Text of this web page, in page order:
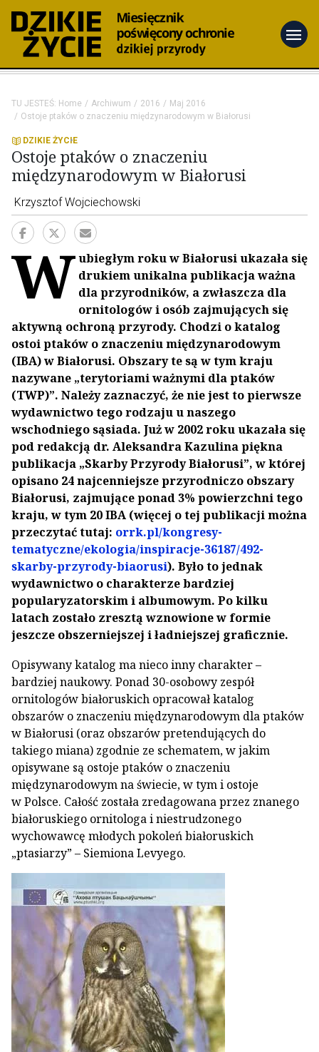
menu
TU JESTEŚ: Home Archiwum 2016
Maj 2016
Ostoje ptaków o znaczeniu międzynarodowym w Białorusi
DZIKIE ŻYCIE
Ostoje ptaków o znaczeniu
międzynarodowym w Białorusi
Krzysztof Wojciechowski
Wubiegłym roku w Białorusi ukazała się
drukiem unikalna publikacja ważna
dla przyrodników, a zwłaszcza dla
ornitologów i osób zajmujących się
aktywną ochroną przyrody. Chodzi o katalog
ostoi ptaków o znaczeniu międzynarodowym
(IBA) w Białorusi. Obszary te są w tym kraju
nazywane „terytoriami ważnymi dla ptaków
(TWP)”. Należy zaznaczyć, że nie jest to pierwsze
wydawnictwo tego rodzaju u naszego
wschodniego sąsiada. Już w 2002 roku ukazała się
pod redakcją dr. Aleksandra Kazulina piękna
publikacja „Skarby Przyrody Białorusi”, w której
opisano 24 najcenniejsze przyrodniczo obszary
Białorusi, zajmujące ponad 3% powierzchni tego
kraju, w tym 20 IBA (więcej o tej publikacji można
przeczytać tutaj: orrk.pl/kongresy-
tematyczne/ekologia/inspiracje-36187/492-
skarby-przyrody-biaorusi). Było to jednak
wydawnictwo o charakterze bardziej
popularyzatorskim i albumowym. Po kilku
latach zostało zresztą wznowione w formie
jeszcze obszerniejszej i ładniejszej graficznie.
Opisywany katalog ma nieco inny charakter –
bardziej naukowy. Ponad 30-osobowy zespół
ornitologów białoruskich opracował katalog
obszarów o znaczeniu międzynarodowym dla ptaków
w Białorusi (oraz obszarów pretendujących do
takiego miana) zgodnie ze schematem, w jakim
opisywane są ostoje ptaków o znaczeniu
międzynarodowym na świecie, w tym i ostoje
w Polsce. Całość została zredagowana przez znanego
białoruskiego ornitologa i niestrudzonego
wychowawcę młodych pokoleń białoruskich
„ptasiarzy” – Siemiona Levyego.